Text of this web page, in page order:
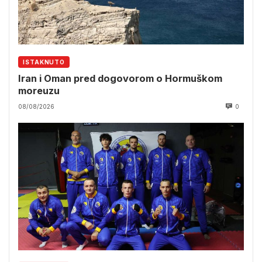
ISTAKNUTO
Iran i Oman pred dogovorom o Hormuškom
moreuzu
08/08/2026 0